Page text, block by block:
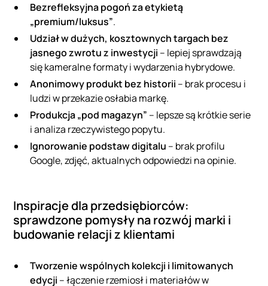
Bezrefleksyjna pogoń za etykietą
„premium/luksus”.
Udział w dużych, kosztownych targach bez
jasnego zwrotu z inwestycji – lepiej sprawdzają
się kameralne formaty i wydarzenia hybrydowe.
Anonimowy produkt bez historii – brak procesu i
ludzi w przekazie osłabia markę.
Produkcja „pod magazyn” – lepsze są krótkie serie
i analiza rzeczywistego popytu.
Ignorowanie podstaw digitalu – brak profilu
Google, zdjęć, aktualnych odpowiedzi na opinie.
Inspiracje dla przedsiębiorców:
sprawdzone pomysły na rozwój marki i
budowanie relacji z klientami
Tworzenie wspólnych kolekcji i limitowanych
edycji – łączenie rzemiosł i materiałów w